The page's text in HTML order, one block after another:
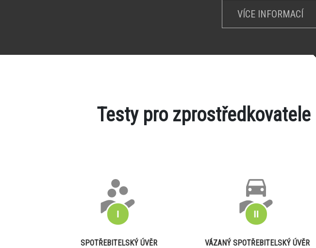
VÍCE INFORMACÍ
Testy pro zprostředkovatele
SPOTŘEBITELSKÝ ÚVĚR VÁZANÝ SPOTŘEBITELSKÝ ÚVĚR